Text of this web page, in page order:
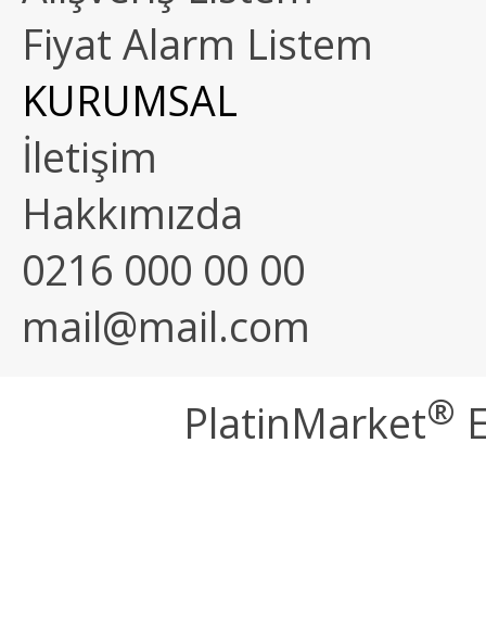
Fiyat Alarm Listem
KURUMSAL
İletişim
Hakkımızda
0216 000 00 00
mail@mail.com
PlatinMarket®